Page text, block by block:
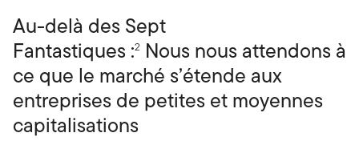
Au-delà des Sept
Fantastiques :2 Nous nous attendons à
ce que le marché s’étende aux
entreprises de petites et moyennes
capitalisations